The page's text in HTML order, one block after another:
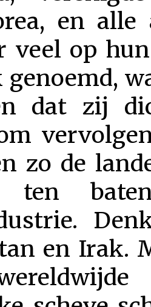
en
veel op
genoemd,
dat zij
zo de
ten
en Irak.